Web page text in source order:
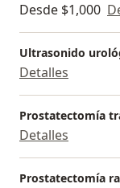
Desde $1,000
Ultrasonido
Detalles
Prostatectomía
Detalles
Prostatectomía